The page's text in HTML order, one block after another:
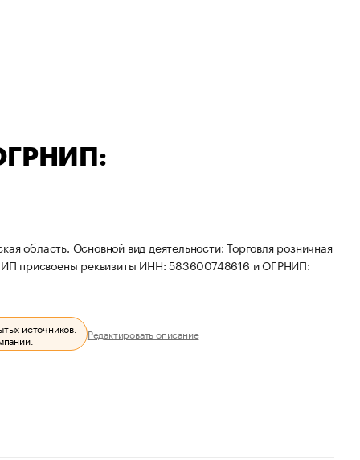
область. Основной вид деятельности: Торговля розничная
ИП присвоены реквизиты ИНН: 583600748616 и ОГРНИП:
источников.
Редактировать описание